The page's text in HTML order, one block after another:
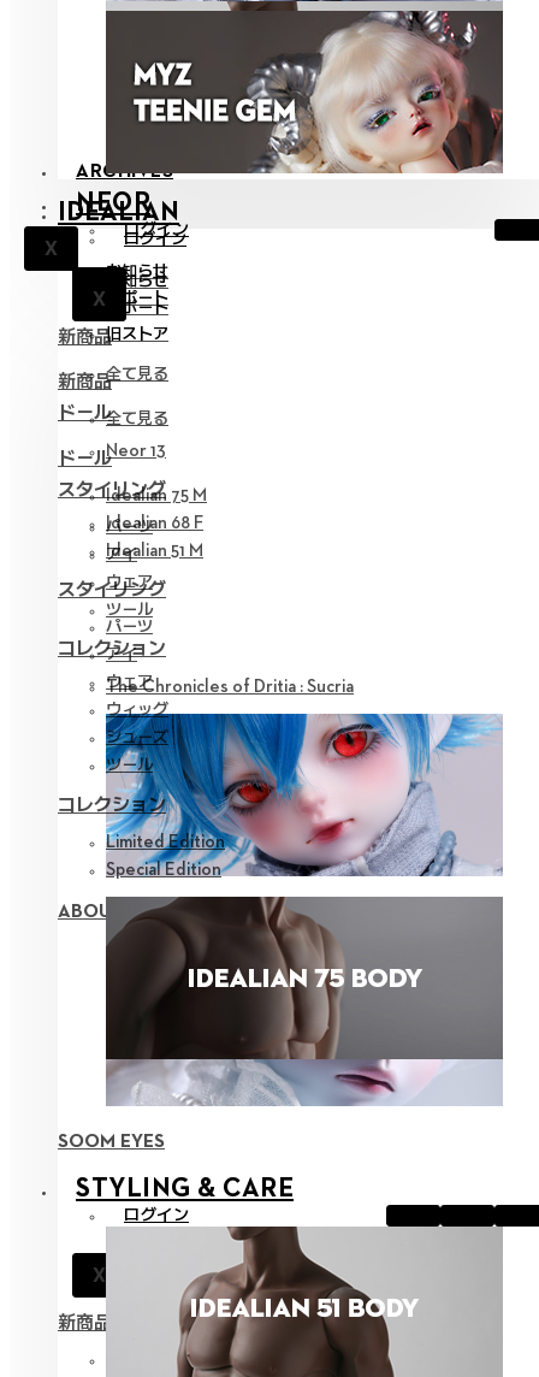
ARCHIVES
X
NEOR
ログイン
X
お知らせ
サポート
新商品
全て見る
ドール
Neor 13
スタイリング
パーツ
アイ
ウェア
ツール
コレクション
The Chronicles of Dritia : Sucria
ABOUT NEOR 13
SOOM EYES
STYLING & CARE
ログイン
X
新商品
IDEALIAN
ログイン
X
お知らせ
サポート
旧ストア
新商品
全て見る
ドール
Idealian 75 M
Idealian 68 F
Idealian 51 M
スタイリング
パーツ
アイ
ウェア
ウィッグ
シューズ
ツール
コレクション
Limited Edition
Special Edition